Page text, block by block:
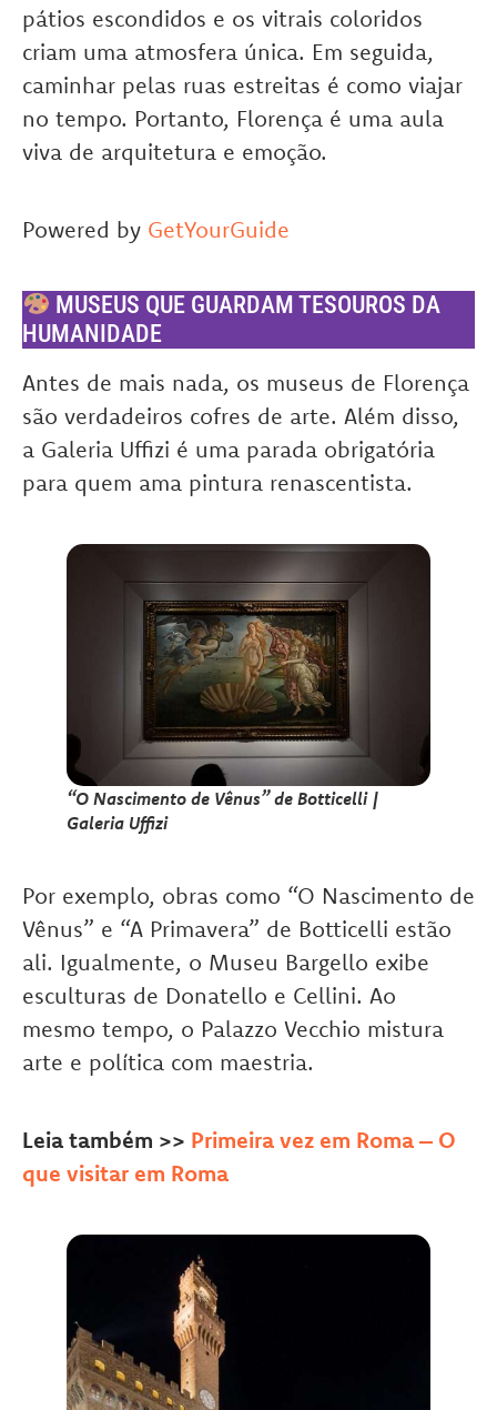
pátios escondidos e os vitrais coloridos
criam uma atmosfera única. Em seguida,
caminhar pelas ruas estreitas é como viajar
no tempo. Portanto, Florença é uma aula
viva de arquitetura e emoção.
Powered by GetYourGuide
MUSEUS QUE GUARDAM TESOUROS DA
HUMANIDADE
Antes de mais nada, os museus de Florença
são verdadeiros cofres de arte. Além disso,
a Galeria Uffizi é uma parada obrigatória
para quem ama pintura renascentista.
“O Nascimento de Vênus” de Botticelli |
Galeria Uffizi
Por exemplo, obras como “O Nascimento de
Vênus” e “A Primavera” de Botticelli estão
ali. Igualmente, o Museu Bargello exibe
esculturas de Donatello e Cellini. Ao
mesmo tempo, o Palazzo Vecchio mistura
arte e política com maestria.
Leia também >> Primeira vez em Roma – O
que visitar em Roma